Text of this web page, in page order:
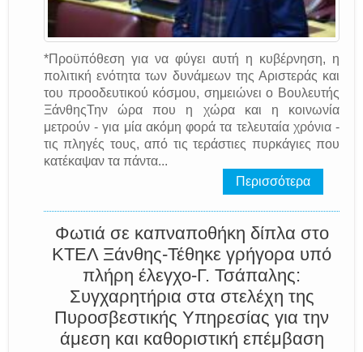
*Προϋπόθεση για να φύγει αυτή η κυβέρνηση, η
πολιτική ενότητα των δυνάμεων της Αριστεράς και
του προοδευτικού κόσμου, σημειώνει ο Βουλευτής
ΞάνθηςΤην ώρα που η χώρα και η κοινωνία
μετρούν - για μία ακόμη φορά τα τελευταία χρόνια -
τις πληγές τους, από τις τεράστιες πυρκάγιες που
κατέκαψαν τα πάντα...
Περισσότερα
Φωτιά σε καπναποθήκη δίπλα στο
ΚΤΕΛ Ξάνθης-Τέθηκε γρήγορα υπό
πλήρη έλεγχο-Γ. Τσάπαλης:
Συγχαρητήρια στα στελέχη της
Πυροσβεστικής Υπηρεσίας για την
άμεση και καθοριστική επέμβαση